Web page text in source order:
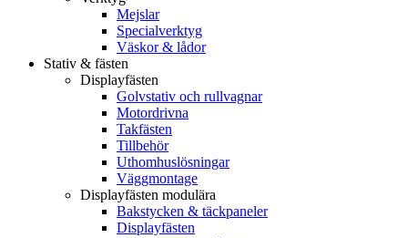
Mejslar
Specialverktyg
Väskor & lådor
Stativ & fästen
Displayfästen
Golvstativ och rullvagnar
Motordrivna
Takfästen
Tillbehör
Uthomhuslösningar
Väggmontage
Displayfästen modulära
Bakstycken & täckpaneler
Displayfästen